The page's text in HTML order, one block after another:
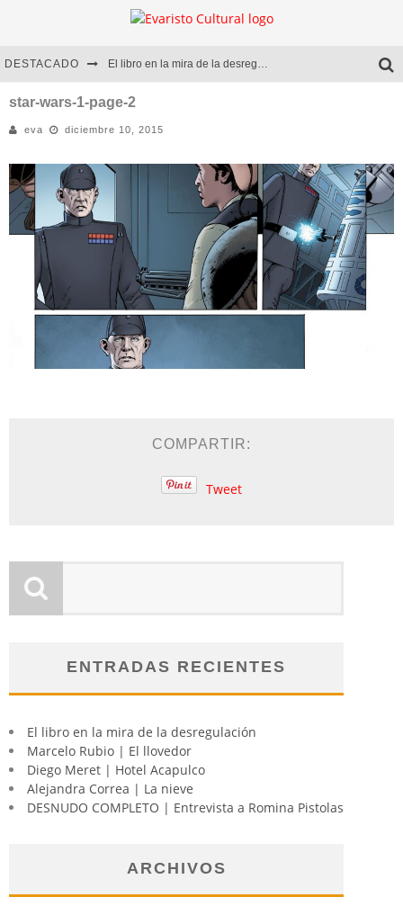
DESTACADO El libro en la mira de la desregulación
Marcelo Rubio | El llovedor
Diego Meret | Hotel Acapulco
Alejandra Correa | La nieve
star-wars-1-page-2
eva diciembre 10, 2015
COMPARTIR:
Tweet
ENTRADAS RECIENTES
El libro en la mira de la desregulación
Marcelo Rubio | El llovedor
Diego Meret | Hotel Acapulco
Alejandra Correa | La nieve
DESNUDO COMPLETO | Entrevista a Romina Pistolas
ARCHIVOS